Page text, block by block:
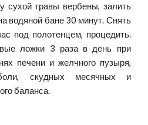
сухой травы вербены, залить
водяной бане 30 минут. Снять
под полотенцем, процедить.
ложки 3 раза в день при
печени и желчного пузыря,
скудных месячных и
баланса.